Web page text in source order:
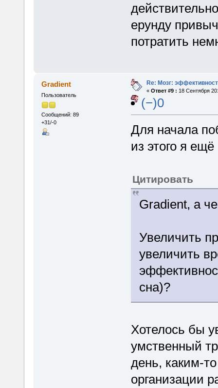
ерунду
потратить
Gradient
Пользователь
Сообщений: 89
+31/-0
Re: Мозг:
« Ответ #9 : 18 Сентября
(−)0
Для начала
из этого я
Цитировать
Gradient, а
Увеличить
увеличить
сна)?
Хотелось бы
умственный
день, каким-
организации